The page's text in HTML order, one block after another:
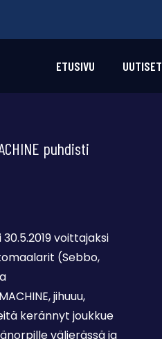
ETUSIVU UUTISET
puhdisti
voittajaksi
(Sebbo,
jihuuu,
kerännyt joukkue
välierässä ja